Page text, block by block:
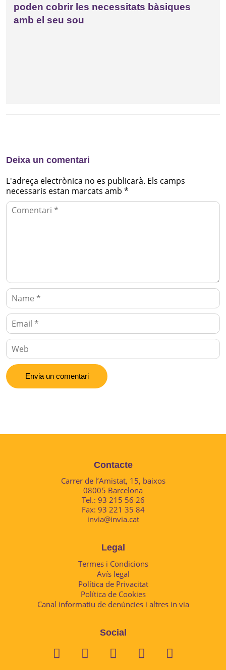
poden cobrir les necessitats bàsiques
amb el seu sou
Deixa un comentari
L'adreça electrònica no es publicarà. Els camps
necessaris estan marcats amb *
Contacte
Carrer de l’Amistat, 15, baixos
08005 Barcelona
Tel.: 93 215 56 26
Fax: 93 221 35 84
invia@invia.cat
Legal
Termes i Condicions
Avís legal
Política de Privacitat
Política de Cookies
Canal informatiu de denúncies i altres in via
Social